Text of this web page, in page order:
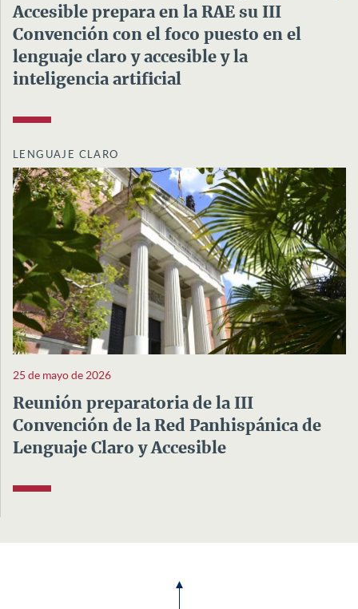
Accesible prepara en la RAE su III
Convención con el foco puesto en el
lenguaje claro y accesible y la
inteligencia artificial
LENGUAJE CLARO
25 de mayo de 2026
Reunión preparatoria de la III
Convención de la Red Panhispánica de
Lenguaje Claro y Accesible